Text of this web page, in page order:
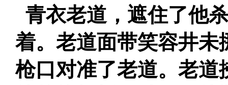
青衣老道，遮住了他
着。老道面带笑容井未
枪口对准了老道。老道